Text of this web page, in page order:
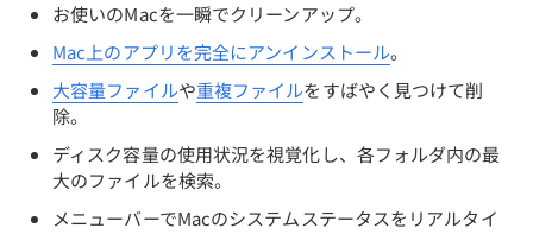
お使いのMacを一瞬でクリーンアップ。
Mac上のアプリを完全にアンインストール。
大容量ファイルや重複ファイルをすばやく見つけて削
除。
ディスク容量の使用状況を視覚化し、各フォルダ内の最
大のファイルを検索。
メニューバーでMacのシステムステータスをリアルタイ